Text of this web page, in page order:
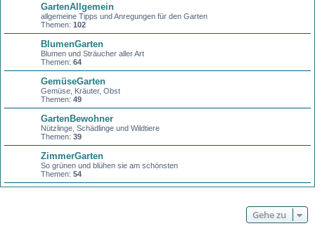
GartenAllgemein
allgemeine Tipps und Anregungen für den Garten
Themen: 102
BlumenGarten
Blumen und Sträucher aller Art
Themen: 64
GemüseGarten
Gemüse, Kräuter, Obst
Themen: 49
GartenBewohner
Nützlinge, Schädlinge und Wildtiere
Themen: 39
ZimmerGarten
So grünen und blühen sie am schönsten
Themen: 54
Gehe zu